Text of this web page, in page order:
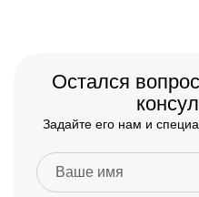
Остался
Задайте его нам и